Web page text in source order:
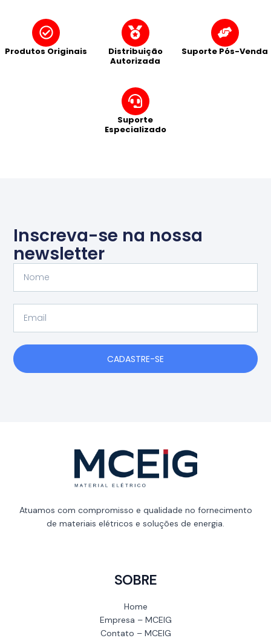
Produtos Originais
Distribuição
Autorizada
Suporte Pós-Venda
Suporte
Especializado
Inscreva-se na nossa
newsletter
CADASTRE-SE
Atuamos com compromisso e qualidade no fornecimento
de materiais elétricos e soluções de energia.
SOBRE
Home
Empresa – MCEIG
Contato – MCEIG